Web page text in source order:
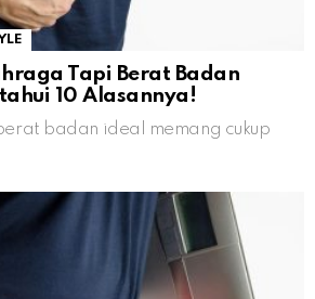
Tapi Berat Badan
10 Alasannya!
badan ideal memang cukup